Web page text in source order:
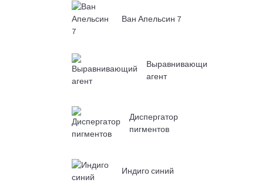
Ван Апельсин 7
Выравнивающий
агент
Диспергатор
пигментов
Индиго синий